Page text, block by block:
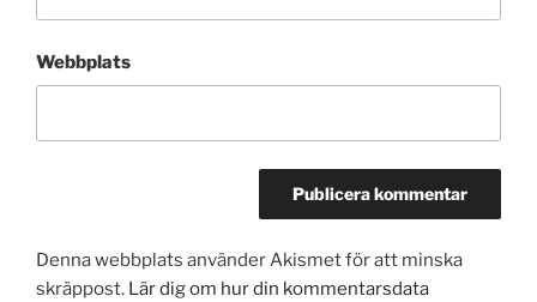
Webbplats
Denna webbplats använder Akismet för att minska
skräppost. Lär dig om hur din kommentarsdata